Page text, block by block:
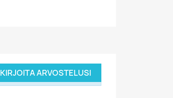
KIRJOITA ARVOSTELUSI